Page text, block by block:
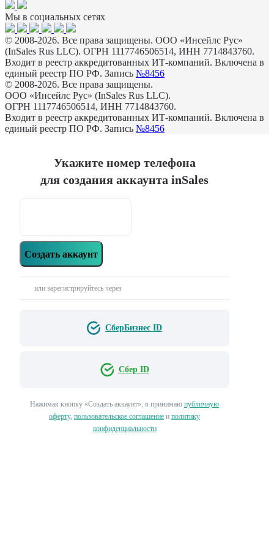
Мы в социальных сетях
© 2008-2026. Все права защищены. ООО «Инсейлс Рус»
(InSales Rus LLC). ОГРН 1117746506514, ИНН 7714843760.
Входит в реестр аккредитованных ИТ-компаний. Включена в
единый реестр ПО РФ. Запись №8456
© 2008-2026. Все права защищены.
ООО «Инсейлс Рус» (InSales Rus LLC).
ОГРН 1117746506514, ИНН 7714843760.
Входит в реестр аккредитованных ИТ-компаний. Включена в
единый реестр ПО РФ. Запись №8456
Укажите номер телефона
для создания аккаунта inSales
Создать аккаунт
или зарегистрируйтесь через
СберБизнес ID
Сбер ID
Нажимая кнопку «‎Создать аккаунт»‎, я принимаю публичную
оферту, пользовательское соглашение и политику
конфиденциальности